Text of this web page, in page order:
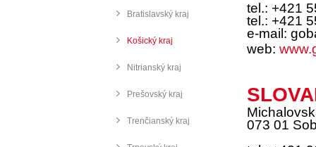
Bratislavský kraj
Košický kraj
Nitrianský kraj
Prešovský kraj
Trenčianský kraj
tel.: +421
tel.: +421
e-mail:
web:
073 01